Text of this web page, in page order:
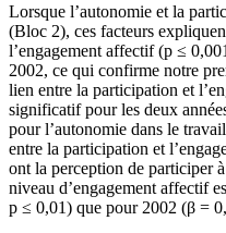
Lorsque l’autonomie et la
(Bloc 2), ces facteurs
l’engagement affectif (p ≤
2002, ce qui confirme notre
lien entre la participation et
significatif pour les deux
pour l’autonomie dans le
entre la participation et
ont la perception de participer
niveau d’engagement affectif
p ≤ 0,01) que pour 2002 (β =